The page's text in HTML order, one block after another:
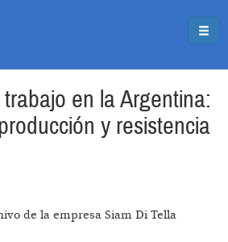
en la Argentina:
y resistencia
de la empresa Siam Di Tella